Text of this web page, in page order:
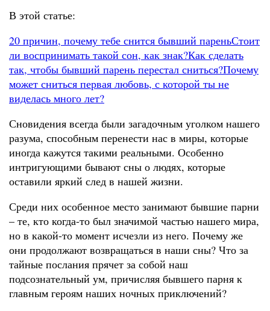
В этой статье:
20 причин, почему тебе снится бывший пареньСтоит
ли воспринимать такой сон, как знак?Как сделать
так, чтобы бывший парень перестал сниться?Почему
может сниться первая любовь, с которой ты не
виделась много лет?
Сновидения всегда были загадочным уголком нашего
разума, способным перенести нас в миры, которые
иногда кажутся такими реальными. Особенно
интригующими бывают сны о людях, которые
оставили яркий след в нашей жизни.
Среди них особенное место занимают бывшие парни
– те, кто когда-то был значимой частью нашего мира,
но в какой-то момент исчезли из него. Почему же
они продолжают возвращаться в наши сны? Что за
тайные послания прячет за собой наш
подсознательный ум, причисляя бывшего парня к
главным героям наших ночных приключений?